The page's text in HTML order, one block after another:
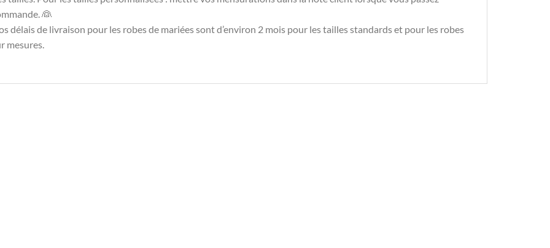
👰
délais de livraison pour les robes de mariées sont d’environ 2 mois pour les tailles standards et pour les robes
mesures.